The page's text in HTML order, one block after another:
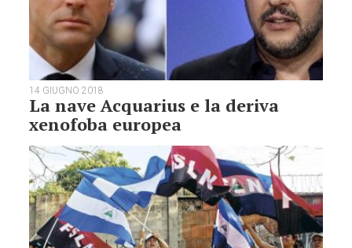
14 GIUGNO 2018
La nave Acquarius e la deriva
xenofoba europea